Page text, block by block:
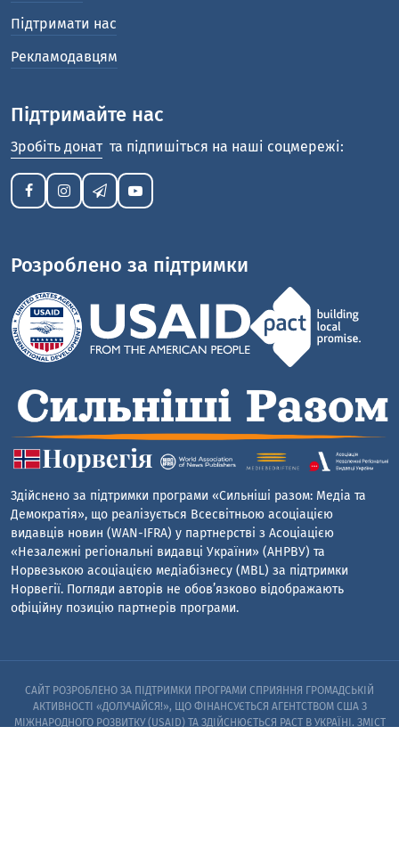
Підтримати нас
Рекламодавцям
Підтримайте нас
Зробіть донат та підпишіться на наші соцмережі:
Розроблено за підтримки
Здійснено за підтримки програми «Сильніші разом: Медіа та
Демократія», що реалізується Всесвітньою асоціацією
видавців новин (WAN-IFRA) у партнерстві з Асоціацією
«Незалежні регіональні видавці України» (АНРВУ) та
Норвезькою асоціацією медіабізнесу (MBL) за підтримки
Норвегії. Погляди авторів не обов’язково відображають
офіційну позицію партнерів програми.
САЙТ РОЗРОБЛЕНО ЗА ПІДТРИМКИ ПРОГРАМИ СПРИЯННЯ ГРОМАДСЬКІЙ
АКТИВНОСТІ «ДОЛУЧАЙСЯ!», ЩО ФІНАНСУЄТЬСЯ АГЕНТСТВОМ США З
МІЖНАРОДНОГО РОЗВИТКУ (USAID) ТА ЗДІЙСНЮЄТЬСЯ PACT В УКРАЇНІ. ЗМІСТ